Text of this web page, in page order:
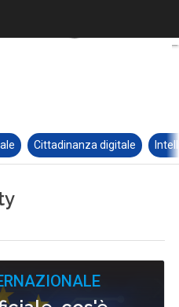
Cittadinanza digitale